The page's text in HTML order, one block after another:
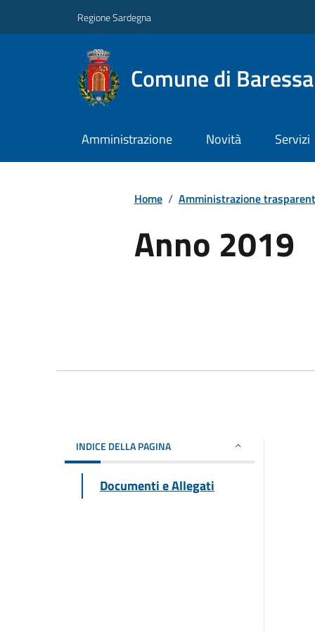
Regione Sardegna
Comune di Baressa
Amministrazione Novità Servizi
Home / Amministrazione
Anno 2019
INDICE DELLA PAGINA
Documenti e Allegati